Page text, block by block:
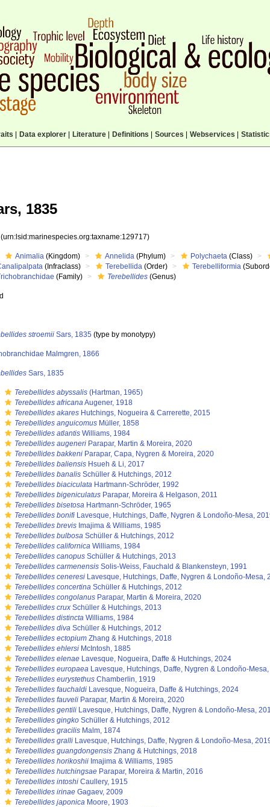
Data explorer| Literature| Definitions Sources Webservices
1835
(urn:lsid:marinespecies.org:taxname:129717)
Animalia (Kingdom) Annelida (Phylum) Polychaeta (Class)
(Infraclass) Terebellida (Order) Terebelliformia
(Family) Terebellides (Genus)
stroemii Sars, 1835 (type by monotypy)
Malmgren, 1866
Sars, 1835
Terebellides abyssalis (Hartman, 1965)
Terebellides africanaAugener, 1918
Terebellides akares Hutchings, Nogueira & Carrerette, 2015
Terebellides anguicomus Müller, 1858
Terebellides atlantis Williams, 1984
Terebellides augeneri Parapar, Martin & Moreira, 2020
Terebellides bakkeni Parapar, Capa, Nygren & Moreira, 2020
Terebellides baliensis Hsueh & Li, 2017
Terebellides banalis Schüller & Hutchings, 2012
Terebellides biaciculata Hartmann-Schröder, 1992
Terebellides bigeniculatus Parapar, Moreira & Helgason, 2011
Terebellides bisetosa Hartmann-Schröder, 1965
Terebellides bonifi Lavesque, Hutchings, Daffe, Nygren & Londoño-Mesa,
Terebellides brevis Imajima & Williams, 1985
Terebellides bulbosa Schüller & Hutchings, 2012
Terebellides californica Williams, 1984
Terebellides canopus Schüller & Hutchings, 2013
Terebellides carmenensis Solis-Weiss, Fauchald & Blankensteyn, 1991
Terebellides ceneresi Lavesque, Hutchings, Daffe, Nygren & Londoño-Mesa,
Terebellides concertina Schüller & Hutchings, 2012
Terebellides congolanus Parapar, Martin & Moreira, 2020
Terebellides crux Schüller & Hutchings, 2013
Terebellides distincta Williams, 1984
Terebellides diva Schüller & Hutchings, 2012
Terebellides ectopium Zhang & Hutchings, 2018
Terebellides ehlersi McIntosh, 1885
Terebellides elenae Lavesque, Nogueira, Daffe & Hutchings, 2024
Terebellides europaea Lavesque, Hutchings, Daffe, Nygren & Londoño-
Terebellides eurystethus Chamberlin, 1919
Terebellides fauchaldi Lavesque, Nogueira, Daffe & Hutchings, 2024
Terebellides fauveli Parapar, Martin & Moreira, 2020
Terebellides gentili Lavesque, Hutchings, Daffe, Nygren & Londoño-Mesa,
Terebellides gingko Schüller & Hutchings, 2012
Terebellides gracilis Malm, 1874
Terebellides gralli Lavesque, Hutchings, Daffe, Nygren & Londoño-Mesa,
Terebellides guangdongensis Zhang & Hutchings, 2018
Terebellides horikoshii Imajima & Williams, 1985
Terebellides hutchingsae Parapar, Moreira & Martin, 2016
Terebellides intoshi Caullery, 1915
Terebellides irinae Gagaev, 2009
Terebellides japonica Moore, 1903